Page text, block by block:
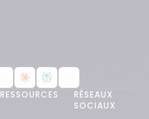
RESSOURCES
RÉSEAUX
SOCIAUX